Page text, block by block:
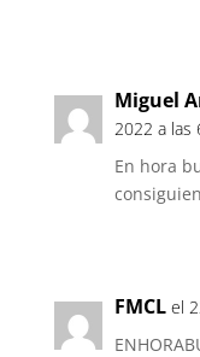
Miguel
2022 a las
En hora
FMCL el